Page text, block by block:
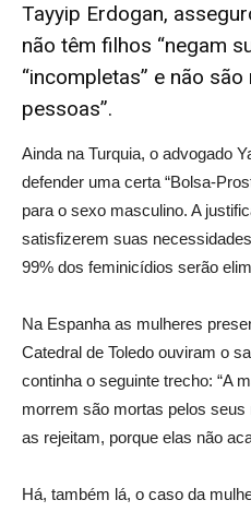
Tayyip Erdogan,
não têm filhos “negam
“incompletas” e não
pessoas”.
Ainda na Turquia, o advogado
defender uma certa “Bolsa-
para o sexo masculino. A
satisfizerem suas
99% dos feminicídios serão
Na Espanha as mulheres
Catedral de Toledo ouviram o
continha o seguinte trecho: “A
morrem são mortas pelos
as rejeitam, porque elas não
Há, também lá, o caso da